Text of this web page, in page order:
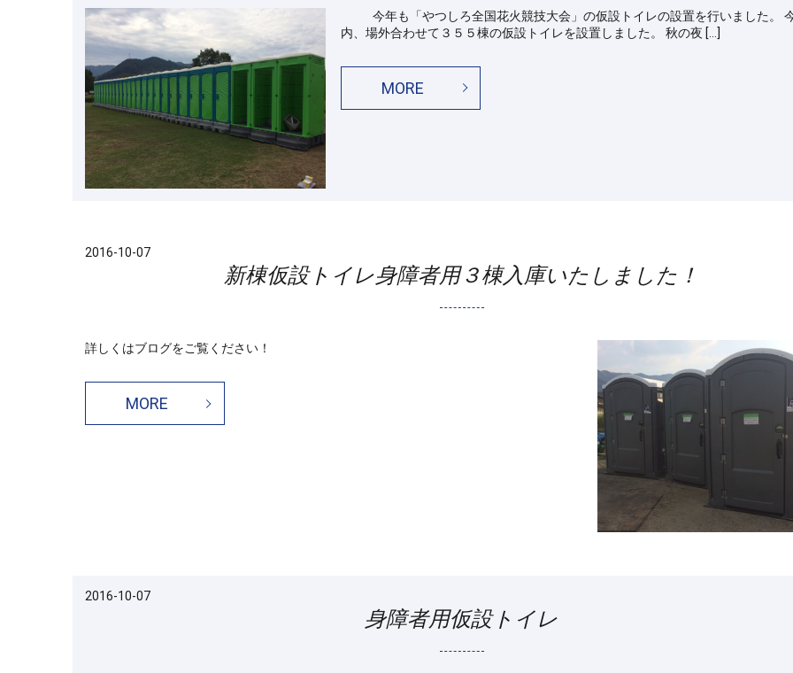
今年も「やつしろ全国花火競技大会」の仮設トイレの設置を行いました。
内、場外合わせて３５５棟の仮設トイレを設置しました。 秋の夜 […]
MORE
2016-10-07
新棟仮設トイレ身障者用３棟入庫いたしました！
詳しくはブログをご覧ください！
MORE
2016-10-07
身障者用仮設トイレ